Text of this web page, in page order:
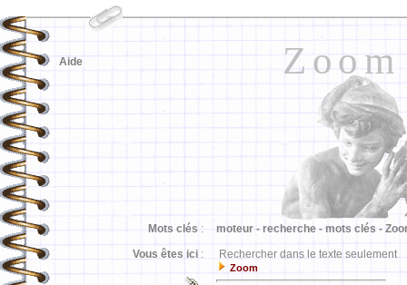
Zoom
Aide
Mots clés : moteur - recherche - mots clés -
Vous êtes ici : Rechercher dans le texte seulement
Zoom